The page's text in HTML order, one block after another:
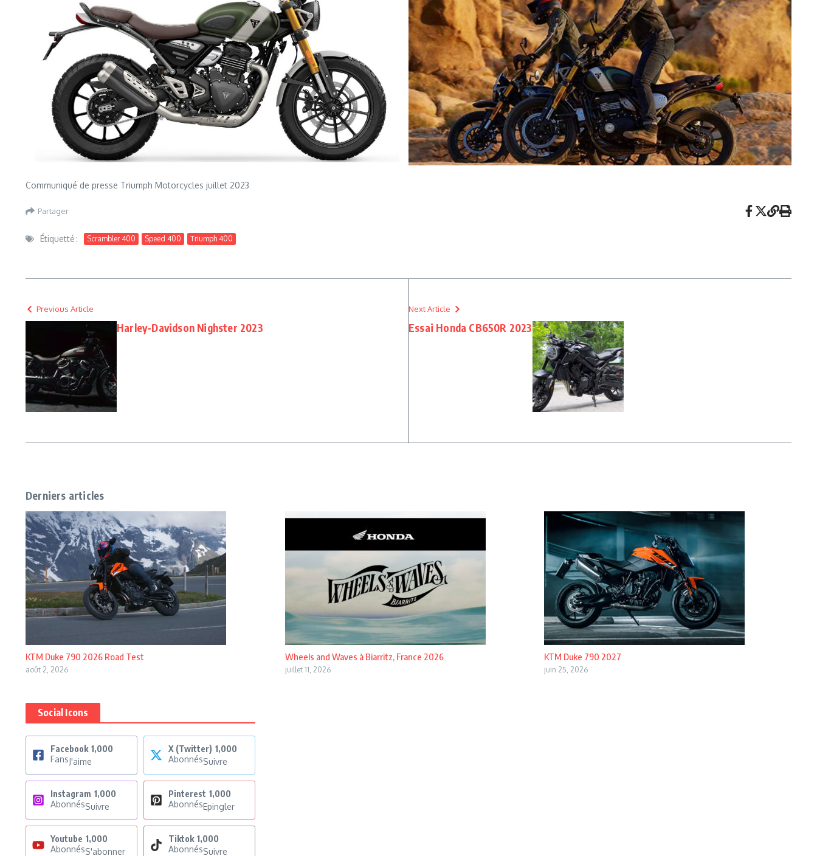
Communiqué de presse Triumph Motorcycles juillet 2023
Partager
Étiquetté : Scrambler 400 Speed 400 Triumph 400
Previous Article
Harley-Davidson Nighster 2023
Next Article
Essai Honda CB650R 2023
Derniers articles
KTM Duke 790 2026 Road Test
août 2, 2026
Wheels and Waves à Biarritz, France 2026
juillet 11, 2026
KTM Duke 790 2027
juin 25, 2026
Social Icons
Facebook 1,000
FansJ'aime
X (Twitter) 1,000
AbonnésSuivre
Instagram 1,000
AbonnésSuivre
Pinterest 1,000
AbonnésEpingler
Youtube 1,000
AbonnésS'abonner
Tiktok 1,000
AbonnésSuivre